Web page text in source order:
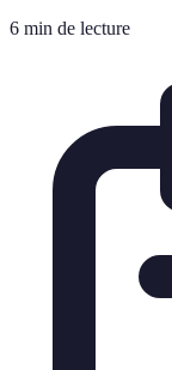
6 min de lecture